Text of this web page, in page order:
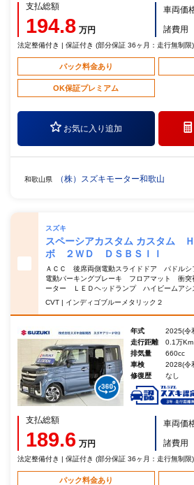
支払総額
194.8 万円
車両価
諸費用
法定整備付き | 保証付き (部分保証 36ヶ月：走行無制限)
パック料金あり
OK保証プレミアム
お気に入り追加
和歌山県 （株）スズキモーター和歌山
スズキ
スペーシアカスタム カスタム
ボ ２ＷＤ ＤＳＢＳＩＩ
ＡＣＣ 後席両側電動スライドドア パドル
電動パーキングブレーキ フロアマット 衝突
ーター ＬＥＤヘッドランプ ハイビームア
CVT | インディゴブルーメタリック２
年式
2025(令
走行距離
0.1万Km
排気量
660cc
車検
2028(令
修復歴
なし
支払総額
189.6 万円
車両価
諸費用
法定整備付き | 保証付き (部分保証 36ヶ月：走行無制限)
パック料金あり